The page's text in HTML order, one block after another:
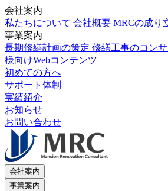
会社案内
私たちについて 会社概要 MRCの成り
事業案内
長期修繕計画の策定 修繕工事のコン
様向けWebコンテンツ
初めての方へ
サポート体制
実績紹介
お知らせ
お問い合わせ
会社案内
事業案内